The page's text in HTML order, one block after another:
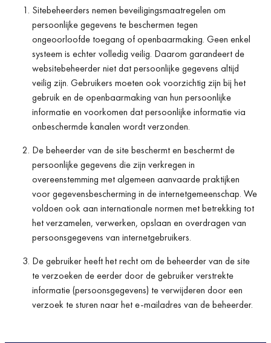
Sitebeheerders nemen beveiligingsmaatregelen om
persoonlijke gegevens te beschermen tegen
ongeoorloofde toegang of openbaarmaking. Geen enkel
systeem is echter volledig veilig. Daarom garandeert de
websitebeheerder niet dat persoonlijke gegevens altijd
veilig zijn. Gebruikers moeten ook voorzichtig zijn bij het
gebruik en de openbaarmaking van hun persoonlijke
informatie en voorkomen dat persoonlijke informatie via
onbeschermde kanalen wordt verzonden.
De beheerder van de site beschermt en beschermt de
persoonlijke gegevens die zijn verkregen in
overeenstemming met algemeen aanvaarde praktijken
voor gegevensbescherming in de internetgemeenschap. We
voldoen ook aan internationale normen met betrekking tot
het verzamelen, verwerken, opslaan en overdragen van
persoonsgegevens van internetgebruikers.
De gebruiker heeft het recht om de beheerder van de site
te verzoeken de eerder door de gebruiker verstrekte
informatie (persoonsgegevens) te verwijderen door een
verzoek te sturen naar het e-mailadres van de beheerder.